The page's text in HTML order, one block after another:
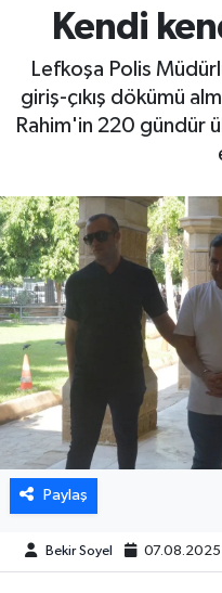
Kendi
Lefkoşa Polis
giriş-çıkış dökümü
Rahim'in 220 gündür
Paylaş
Bekir Soyel
Son Dakika
Haber Arşivi